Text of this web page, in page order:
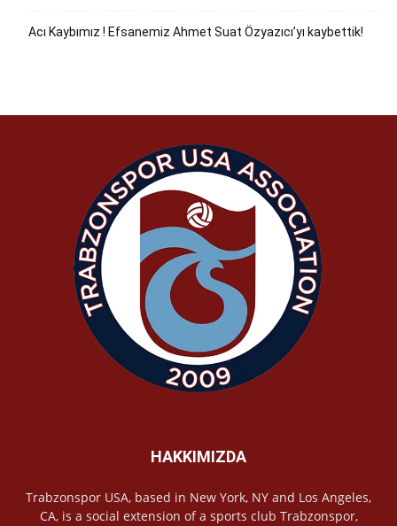
Acı Kaybımız ! Efsanemiz Ahmet Suat Özyazıcı’yı kaybettik!
HAKKIMIZDA
Trabzonspor USA, based in New York, NY and Los Angeles,
CA, is a social extension of a sports club Trabzonspor,